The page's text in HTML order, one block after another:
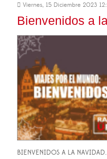
Viernes, 15 Diciembre 2023
Bienvenidos a
BIENVENIDOS A LA